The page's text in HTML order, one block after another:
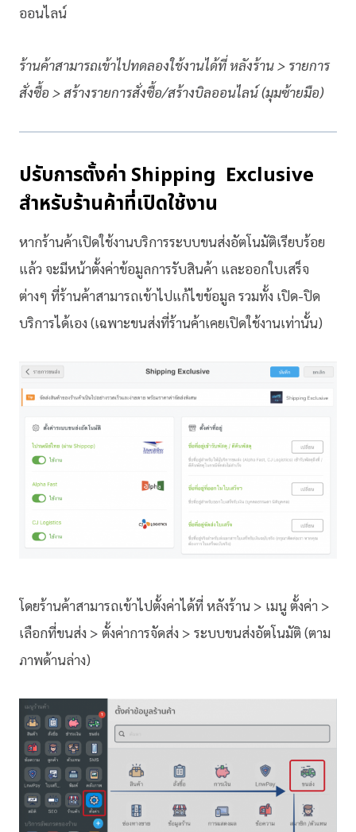
ออนไลน์
ร้านค้าสามารถเข้าไปทดลองใช้งานได้ที่ หลังร้าน > รายการ
สั่งซื้อ > สร้างรายการสั่งซื้อ/สร้างบิลออนไลน์ (มุมซ้ายมือ)
ปรับการตั้งค่า Shipping Exclusive
สำหรับร้านค้าที่เปิดใช้งาน
หากร้านค้าเปิดใช้งานบริการระบบขนส่งอัตโนมัติเรียบร้อย
แล้ว จะมีหน้าตั้งค่าข้อมูลการรับสินค้า และออกใบเสร็จ
ต่างๆ ที่ร้านค้าสามารถเข้าไปแก้ไขข้อมูล รวมทั้ง เปิด-ปิด
บริการได้เอง (เฉพาะขนส่งที่ร้านค้าเคยเปิดใช้งานเท่านั้น)
โดยร้านค้าสามารถเข้าไปตั้งค่าได้ที่ หลังร้าน > เมนู ตั้งค่า >
เลือกที่ขนส่ง > ตั้งค่าการจัดส่ง > ระบบขนส่งอัตโนมัติ (ตาม
ภาพด้านล่าง)